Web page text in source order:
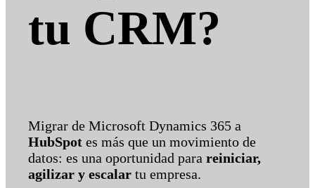
tu CRM?
Migrar de Microsoft Dynamics 365 a
HubSpot es más que un movimiento de
datos: es una oportunidad para reiniciar,
agilizar y escalar tu empresa.